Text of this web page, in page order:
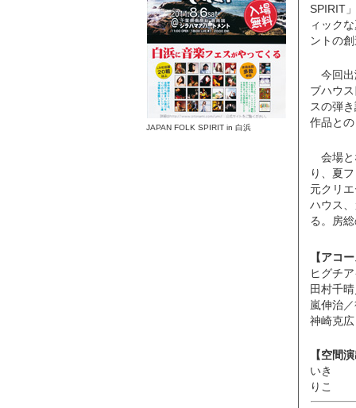
JAPAN FOLK SPIRIT in 白浜
SPIRIT
ィック
ントの
今回出
ブハウ
スの弾
作品と
会場と
り、夏
元クリ
ハウス
る。房
【アコ
ヒグチ
田村千
嵐伸治
神崎克広
【空間
いき
りこ